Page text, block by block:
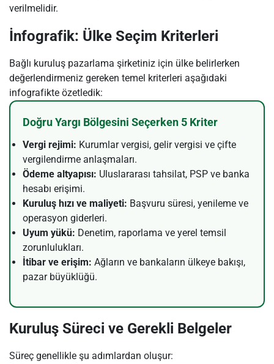
verilmelidir.
İnfografik: Ülke Seçim Kriterleri
Bağlı kuruluş pazarlama şirketiniz için ülke belirlerken
değerlendirmeniz gereken temel kriterleri aşağıdaki
infografikte özetledik:
Doğru Yargı Bölgesini Seçerken 5 Kriter
Vergi rejimi: Kurumlar vergisi, gelir vergisi ve çifte
vergilendirme anlaşmaları.
Ödeme altyapısı: Uluslararası tahsilat, PSP ve banka
hesabı erişimi.
Kuruluş hızı ve maliyeti: Başvuru süresi, yenileme ve
operasyon giderleri.
Uyum yükü: Denetim, raporlama ve yerel temsil
zorunlulukları.
İtibar ve erişim: Ağların ve bankaların ülkeye bakışı,
pazar büyüklüğü.
Kuruluş Süreci ve Gerekli Belgeler
Süreç genellikle şu adımlardan oluşur: